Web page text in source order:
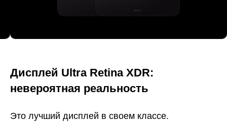
Дисплей Ultra Retina XDR:
невероятная реальность
Это лучший дисплей в своем классе.